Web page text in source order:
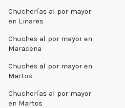
Chucherías al por mayor
en Linares
Chuches al por mayor en
Maracena
Chuches al por mayor en
Martos
Chucherías al por mayor
en Martos